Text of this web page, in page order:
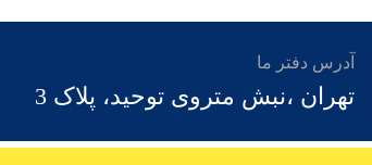
آدرس دفتر ما
تهران ،نبش متروی توحید، پلاک 3